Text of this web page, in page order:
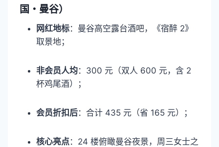
国・曼谷）​
网红地标：曼谷高空露台酒吧，《宿醉 2》
取景地；​
非会员人均：300 元（双人 600 元，含 2
杯鸡尾酒）；​
会员折扣后：合计 435 元（省 165 元）；​
核心亮点：24 楼俯瞰曼谷夜景，周三女士之